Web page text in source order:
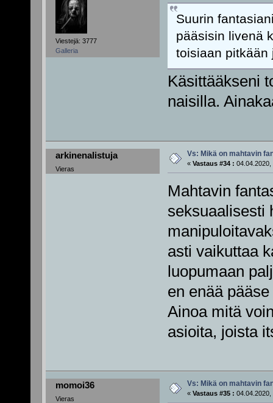
Viestejä: 3777
Galleria
Suurin
pääsisin livenä
toisiaan
Käsittääkseni
naisilla.
arkinenalistuja
Vieras
Vs: Mikä on mahtavin
« Vastaus #34 : 04.04.2020,
Mahtavin
seksuaalisesti
asti vaikuttaa
luopumaan
en enää
Ainoa mitä
asioita, joista
momoi36
Vieras
Vs: Mikä on mahtavin
« Vastaus #35 : 04.04.2020,